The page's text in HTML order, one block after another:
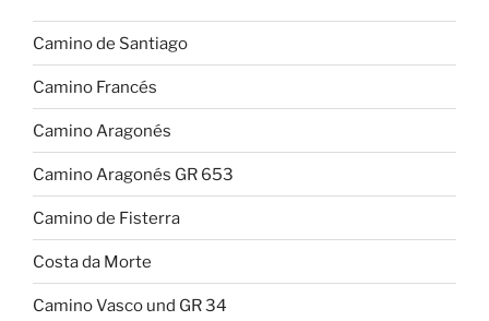
Camino de Santiago
Camino Francés
Camino Aragonés
Camino Aragonés GR 653
Camino de Fisterra
Costa da Morte
Camino Vasco und GR 34